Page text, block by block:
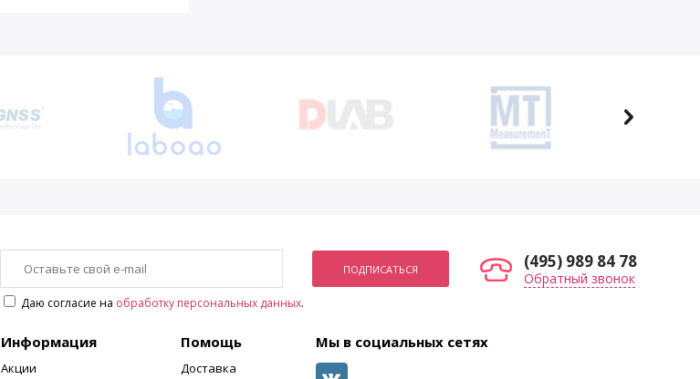
Даю согласие на обработку персональных данных.
(495) 989 84 78
Обратный звонок
Информация
Акции
Помощь
Доставка
Мы в социальных сетях